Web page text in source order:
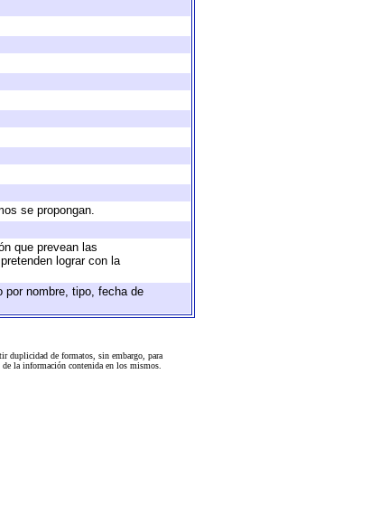
se propongan.
que prevean las
lograr con la
por nombre, tipo, fecha de
duplicidad de formatos, sin embargo, para
la información contenida en los mismos.